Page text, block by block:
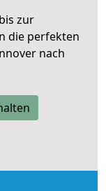
bis zur
die perfekten
nach